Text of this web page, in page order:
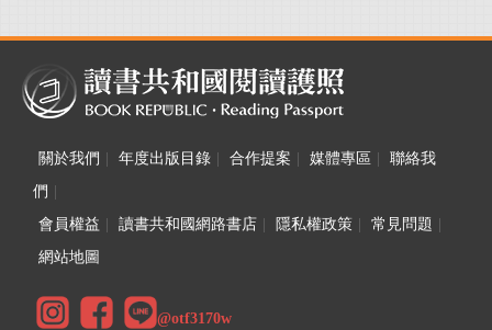
關於我們 年度出版目錄 合作提案 媒體專區
聯絡我
們
會員權益
讀書共和國網路書店 隱私權政策 常見問題
網站地圖
@otf3170w